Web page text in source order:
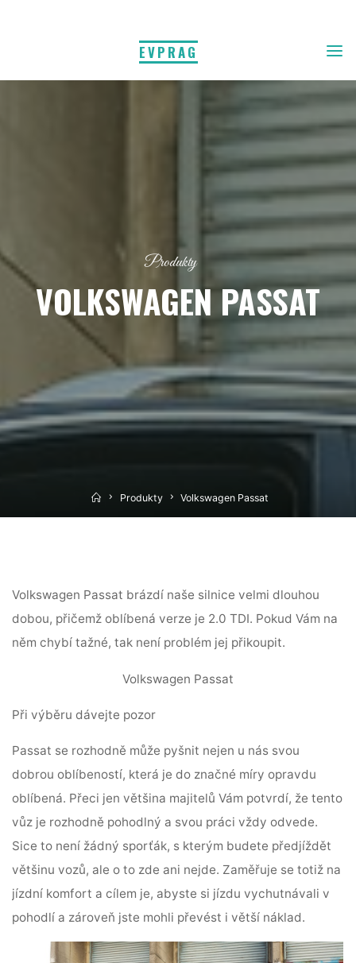
EVPRAG
Produkty
VOLKSWAGEN PASSAT
HomeProdukty Volkswagen Passat
Volkswagen Passat brázdí naše silnice velmi dlouhou
dobou, přičemž oblíbená verze je 2.0 TDI. Pokud Vám na
něm chybí tažné, tak není problém jej přikoupit.
Volkswagen Passat
Při výběru dávejte pozor
Passat se rozhodně může pyšnit nejen u nás svou
dobrou oblíbeností, která je do značné míry opravdu
oblíbená. Přeci jen většina majitelů Vám potvrdí, že tento
vůz je rozhodně pohodlný a svou práci vždy odvede.
Sice to není žádný sporťák, s kterým budete předjíždět
většinu vozů, ale o to zde ani nejde. Zaměřuje se totiž na
jízdní komfort a cílem je, abyste si jízdu vychutnávali v
pohodlí a zároveň jste mohli převést i větší náklad.